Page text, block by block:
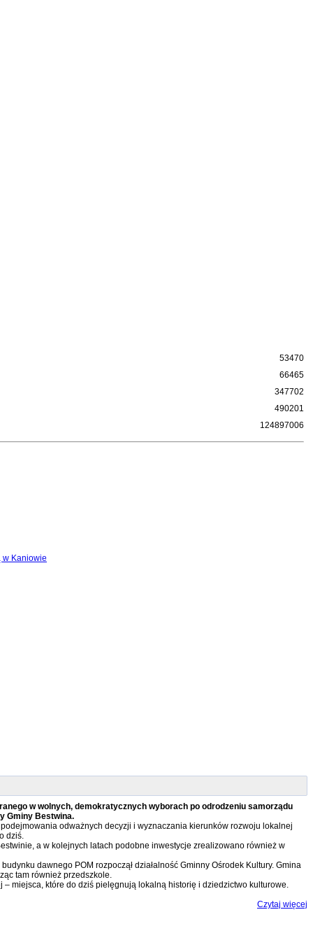
53470
66465
347702
490201
124897006
w wolnych, demokratycznych wyborach po odrodzeniu samorządu
Gminy Bestwina.
odważnych decyzji i wyznaczania kierunków rozwoju lokalnej
dziś.
a w kolejnych latach podobne inwestycje zrealizowano również w
dawnego POM rozpoczął działalność Gminny Ośrodek Kultury. Gmina
tam również przedszkole.
– miejsca, które do dziś pielęgnują lokalną historię i dziedzictwo kulturowe.
Czytaj więcej